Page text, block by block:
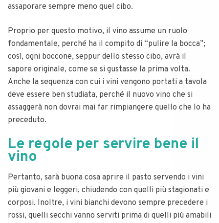
assaporare sempre meno quel cibo.
Proprio per questo motivo, il vino assume un ruolo
fondamentale, perché ha il compito di “pulire la bocca”;
così, ogni boccone, seppur dello stesso cibo, avrà il
sapore originale, come se si gustasse la prima volta.
Anche la sequenza con cui i vini vengono portati a tavola
deve essere ben studiata, perché il nuovo vino che si
assaggerà non dovrai mai far rimpiangere quello che lo ha
preceduto.
Le regole per servire bene il
vino
Pertanto, sarà buona cosa aprire il pasto servendo i vini
più giovani e leggeri, chiudendo con quelli più stagionati e
corposi. Inoltre, i vini bianchi devono sempre precedere i
rossi, quelli secchi vanno serviti prima di quelli più amabili